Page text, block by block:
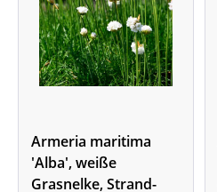
Armeria maritima
'Alba', weiße
Grasnelke, Strand-